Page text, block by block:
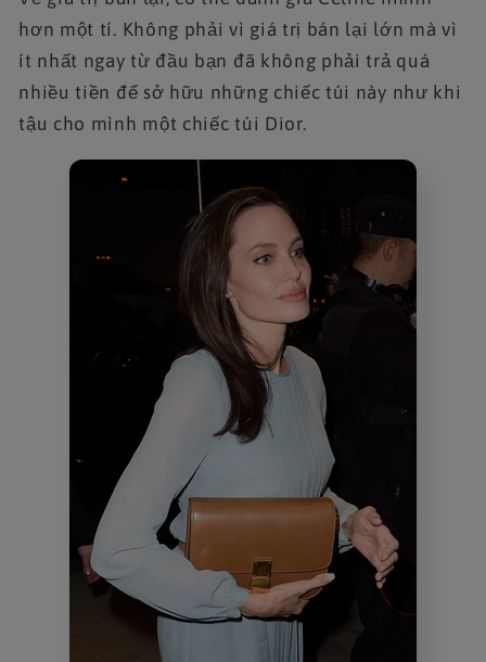
hơn một tí. Không phải vì giá trị bán lại lớn mà vì
ít nhất ngay từ đầu bạn đã không phải trả quá
nhiều tiền để sở hữu những chiếc túi này như khi
tậu cho mình một chiếc túi Dior.